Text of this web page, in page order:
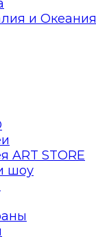
и Океания
ART STORE
шоу